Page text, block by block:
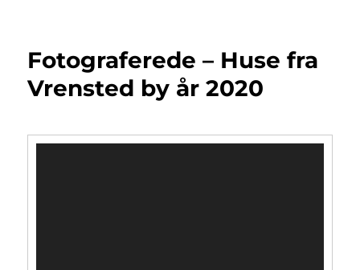
Fotograferede – Huse fra
Vrensted by år 2020